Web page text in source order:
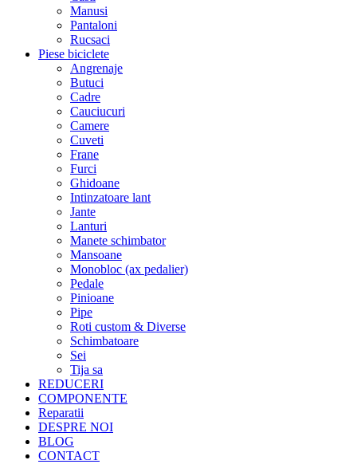
Manusi
Pantaloni
Rucsaci
Piese biciclete
Angrenaje
Butuci
Cadre
Cauciucuri
Camere
Cuveti
Frane
Furci
Ghidoane
Intinzatoare lant
Jante
Lanturi
Manete schimbator
Mansoane
Monobloc (ax pedalier)
Pedale
Pinioane
Pipe
Roti custom & Diverse
Schimbatoare
Sei
Tija sa
REDUCERI
COMPONENTE
Reparatii
DESPRE NOI
BLOG
CONTACT